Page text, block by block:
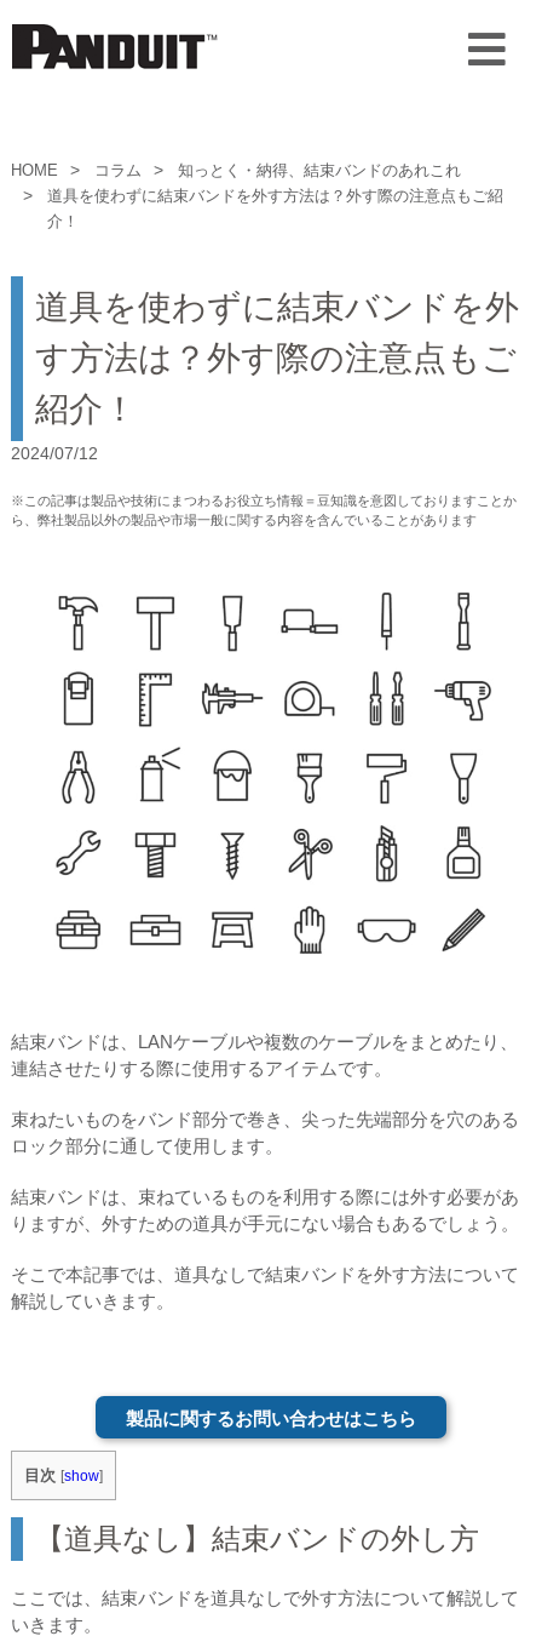
HOME コラム
知っとく・納得、結束バンドのあれこれ
道具を使わずに結束バンドを外す方法は？外す際の注意点もご紹
介！
道具を使わずに結束バンドを外
す方法は？外す際の注意点もご
紹介！
2024/07/12
※この記事は製品や技術にまつわるお役立ち情報＝豆知識を意図しておりますことか
ら、弊社製品以外の製品や市場一般に関する内容を含んでいることがあります
結束バンドは、LANケーブルや複数のケーブルをまとめたり、
連結させたりする際に使用するアイテムです。
束ねたいものをバンド部分で巻き、尖った先端部分を穴のある
ロック部分に通して使用します。
結束バンドは、束ねているものを利用する際には外す必要があ
りますが、外すための道具が手元にない場合もあるでしょう。
そこで本記事では、道具なしで結束バンドを外す方法について
解説していきます。
製品に関するお問い合わせはこちら
目次 [show]
【道具なし】結束バンドの外し方
ここでは、結束バンドを道具なしで外す方法について解説して
いきます。